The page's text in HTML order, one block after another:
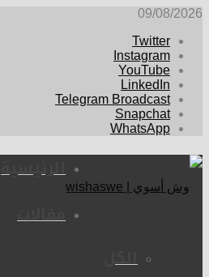
09/08/2026
Twitter
Instagram
YouTube
LinkedIn
Telegram Broadcast
Snapchat
WhatsApp
الرئيسية
مقالات
الكل